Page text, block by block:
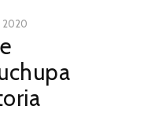
2020
DE
2026